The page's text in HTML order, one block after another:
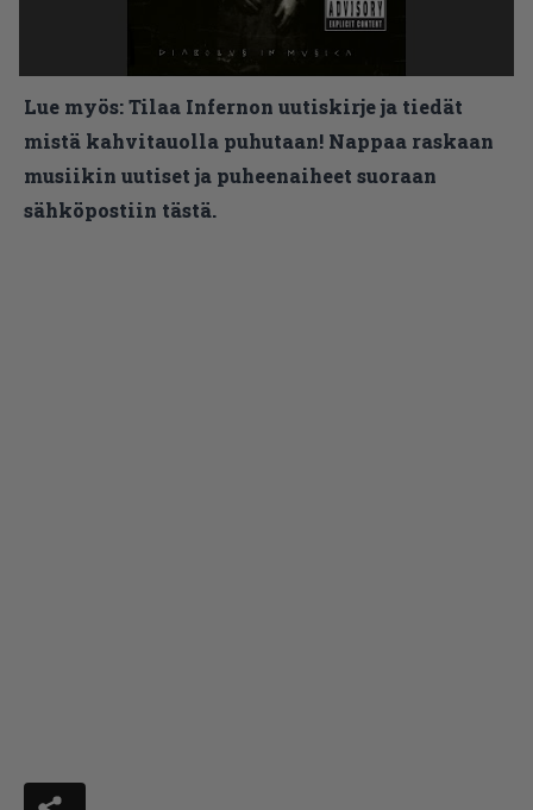
Lue myös:Tilaa Infernon uutiskirje ja tiedät
mistä kahvitauolla puhutaan! Nappaa raskaan
musiikin uutiset ja puheenaiheet suoraan
sähköpostiin tästä.